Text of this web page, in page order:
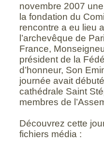
novembre 2007
la fondation du
rencontre a eu lieu
l’archevêque de
France,
président de la
d’honneur, Son
journée avait
cathédrale Saint
membres de
Découvrez cette
fichiers média :